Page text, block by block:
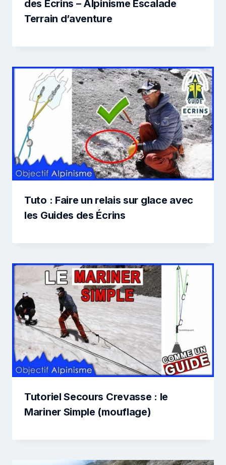
des Écrins – Alpinisme Escalade
Terrain d’aventure
Tuto : Faire un relais sur glace avec
les Guides des Écrins
Tutoriel Secours Crevasse : le
Mariner Simple (mouflage)